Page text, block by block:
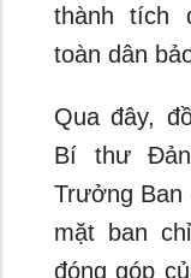
thành tích
toàn dân
Qua đây,
Bí thư
Trưởng Ban
mặt ban
đóng góp